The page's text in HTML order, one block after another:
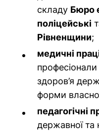
складу Бюро
поліцейські
Рівненщини;
медичні
здоров’я
форми
педагогічні
державної